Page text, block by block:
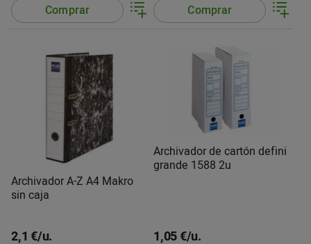
Comprar Comprar
Archivador A-Z A4 Makro
sin caja
2,1 €/u.
Archivador de cartón defini
grande 1588 2u
1,05 €/u.